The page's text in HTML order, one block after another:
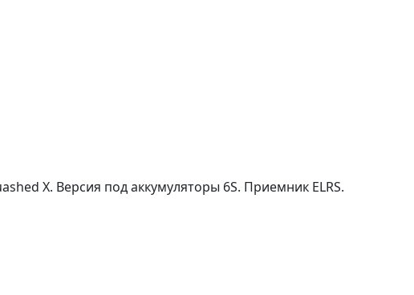
X. Версия под аккумуляторы 6S. Приемник ELRS.